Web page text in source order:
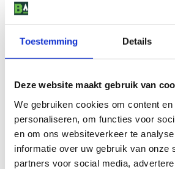
Toestemming Details
Deze website maakt gebruik van
We gebruiken cookies om content
personaliseren, om functies voor
en om ons websiteverkeer te
informatie over uw gebruik van onze
partners voor social media,
Well done: 67-68 °C
Well done: 70 °C
Laten rusten
Na het bereiken van de gewenste
belangrijk om je vlees te laten rusten. Dit
sappen zich weer kunnen verdelen, wat
en sappiger stuk vlees.